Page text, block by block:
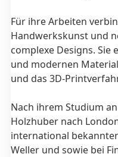
Für ihre Arbeiten
Handwerkskunst und
complexe Designs.
und modernen
und das 3D-
Nach ihrem Studium
Holzhuber nach
international
Weller und sowie bei